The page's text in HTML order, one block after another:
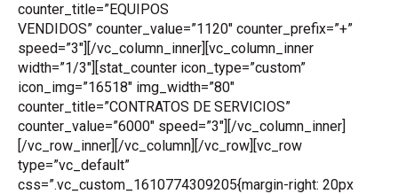
counter_title=”EQUIPOS
VENDIDOS” counter_value=”1120″ counter_prefix=”+”
speed=”3″][/vc_column_inner][vc_column_inner
width=”1/3″][stat_counter icon_type=”custom”
icon_img=”16518″ img_width=”80″
counter_title=”CONTRATOS DE SERVICIOS”
counter_value=”6000″ speed=”3″][/vc_column_inner]
[/vc_row_inner][/vc_column][/vc_row][vc_row
type=”vc_default”
css=”.vc_custom_1610774309205{margin-right: 20px